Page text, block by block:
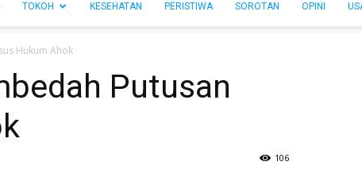
TOKOH KESEHATAN PERISTIWA SOROTAN OPINI
Hukum Ahok
Putusan
106